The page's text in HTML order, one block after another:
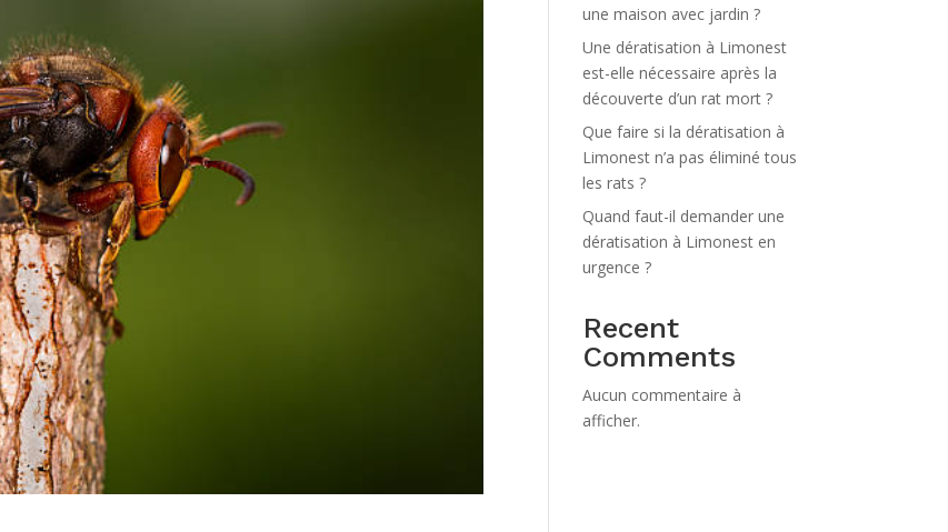
une maison avec jardin ?
Une dératisation à Limonest
est-elle nécessaire après la
découverte d’un rat mort ?
Que faire si la dératisation à
Limonest n’a pas éliminé tous
les rats ?
Quand faut-il demander une
dératisation à Limonest en
urgence ?
Recent
Comments
Aucun commentaire à
afficher.